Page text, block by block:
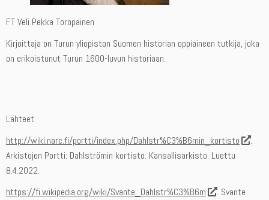
FT Veli Pekka Toropainen
Kirjoittaja on Turun yliopiston Suomen historian oppiaineen tutkija, joka
on erikoistunut Turun 1600-luvun historiaan.
Lähteet
http://wiki.narc.fi/portti/index.php/Dahlstr%C3%B6min_kortisto
.
Arkistojen Portti: Dahlströmin kortisto. Kansallisarkisto. Luettu
8.4.2022.
https://fi.wikipedia.org/wiki/Svante_Dahlstr%C3%B6m
. Svante